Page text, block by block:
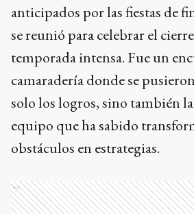
anticipados por las fiestas de
se reunió para celebrar el
temporada intensa. Fue un
camaradería donde se
solo los logros, sino también
equipo que ha sabido
obstáculos en estrategias.
Ads